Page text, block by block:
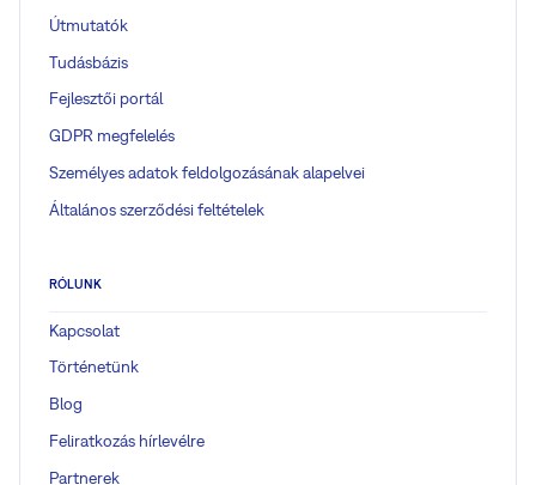
Útmutatók
Tudásbázis
Fejlesztői portál
GDPR megfelelés
Személyes adatok feldolgozásának alapelvei
Általános szerződési feltételek
RÓLUNK
Kapcsolat
Történetünk
Blog
Feliratkozás hírlevélre
Partnerek